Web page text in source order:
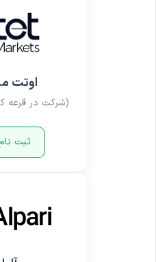
اوتت
(شرکت در قرعه
ثبت